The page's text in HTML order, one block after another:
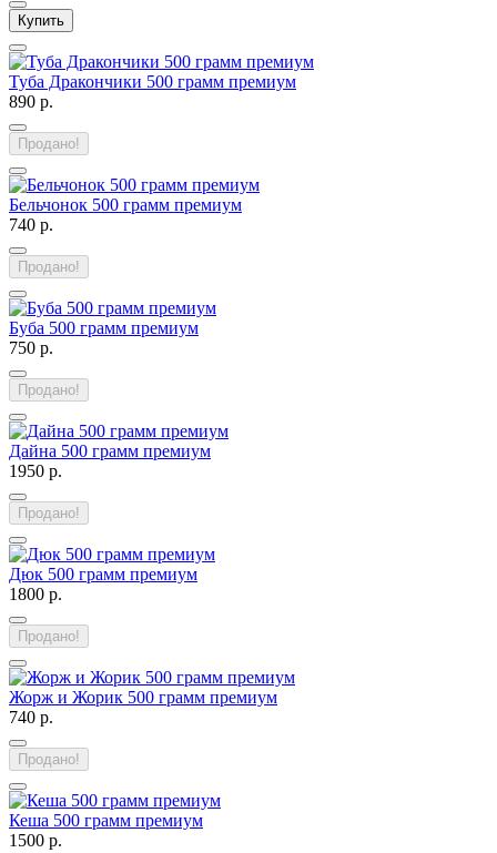
Купить
Туба Дракончики 500 грамм премиум
890 р.
Продано!
Бельчонок 500 грамм премиум
740 р.
Продано!
Буба 500 грамм премиум
750 р.
Продано!
Дайна 500 грамм премиум
1950 р.
Продано!
Дюк 500 грамм премиум
1800 р.
Продано!
Жорж и Жорик 500 грамм премиум
740 р.
Продано!
Кеша 500 грамм премиум
1500 р.